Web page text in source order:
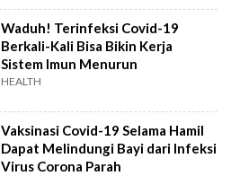
Waduh! Terinfeksi Covid-19
Berkali-Kali Bisa Bikin Kerja
Sistem Imun Menurun
HEALTH
Vaksinasi Covid-19 Selama Hamil
Dapat Melindungi Bayi dari Infeksi
Virus Corona Parah